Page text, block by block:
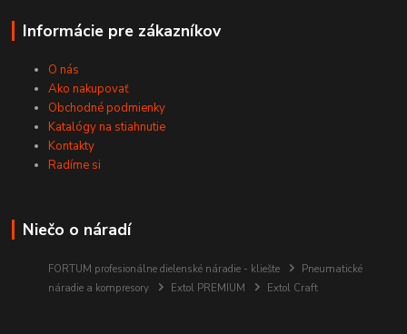
Informácie pre zákazníkov
O nás
Ako nakupovať
Obchodné podmienky
Katalógy na stiahnutie
Kontakty
Radíme si
Niečo o náradí
FORTUM profesionálne dielenské náradie - kliešte
Pneumatické
náradie a kompresory
Extol PREMIUM Extol Craft